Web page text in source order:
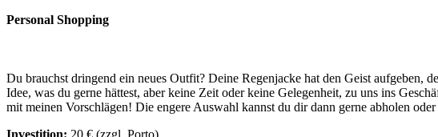
Personal Shopping
Du brauchst dringend ein neues Outfit? Deine Regenjacke hat den Geist aufgeben,
Idee, was du gerne hättest, aber keine Zeit oder keine Gelegenheit, zu uns ins
mit meinen Vorschlägen! Die engere Auswahl kannst du dir dann gerne abholen
Investition: 20 € (zzgl. Porto)